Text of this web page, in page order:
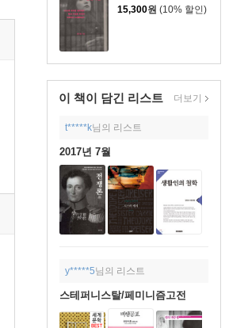
15,300원 (10% 할인)
이 책이 담긴 리스트 더보기
t*****k님의 리스트
2017년 7월
y*****5님의 리스트
스테퍼니스탈/페미니즘고전